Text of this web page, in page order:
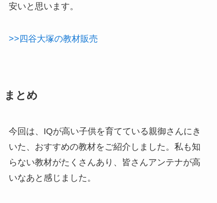
安いと思います。
>>四谷大塚の教材販売
まとめ
今回は、IQが高い子供を育てている親御さんにき
いた、おすすめの教材をご紹介しました。私も知
らない教材がたくさんあり、皆さんアンテナが高
いなあと感じました。